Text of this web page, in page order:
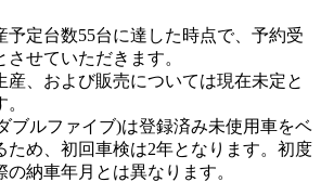
予定台数55台に達した時点で、予約受
せていただきます。
産、および販売については現在未定と
ブルファイブ)は登録済み未使用車をベ
ため、初回車検は2年となります。初度
納車年月とは異なります。